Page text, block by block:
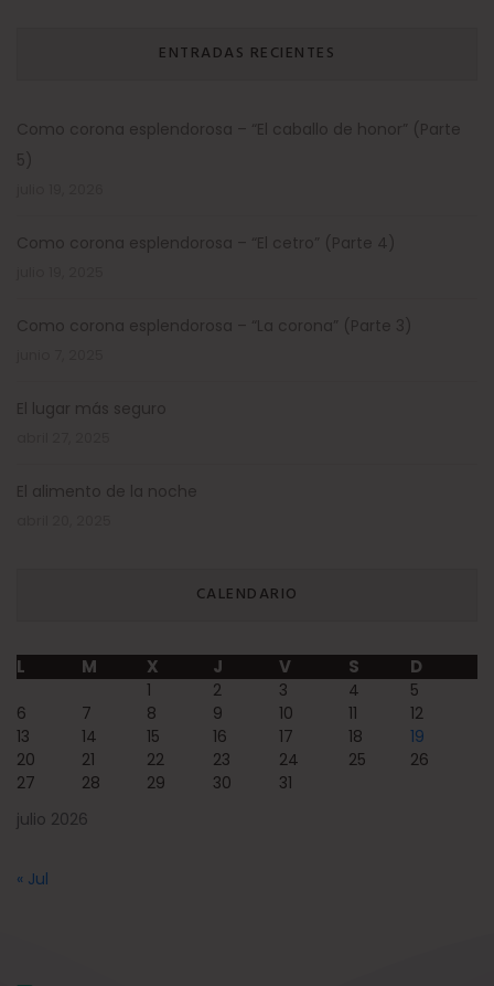
ENTRADAS RECIENTES
Como corona esplendorosa – “El caballo de honor” (Parte
5)
Como corona esplendorosa – “El cetro” (Parte 4)
Como corona esplendorosa – “La corona” (Parte 3)
El lugar más seguro
El alimento de la noche
CALENDARIO
julio 2026
L M X J V S D
1 2 3 4
5
6
7 8 9 10 11
12
13
14 15 16 17 18
19
20
21 22 23 24 25
26
27
28 29 30 31
« Jul